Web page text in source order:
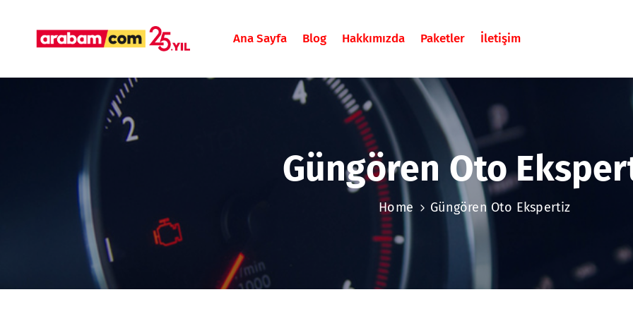
Ana Sayfa Blog Hakkımızda Paketler İletişim
Güngören Oto
Home Güngören Oto Ekspertiz